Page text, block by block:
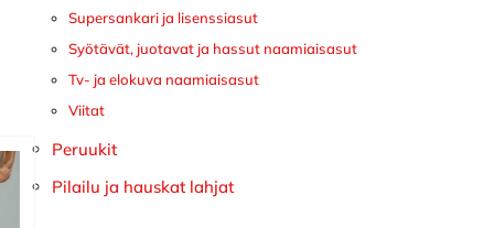
Supersankari ja lisenssiasut
Syötävät, juotavat ja hassut naamiaisasut
Tv- ja elokuva naamiaisasut
Viitat
Peruukit
Pilailu ja hauskat lahjat